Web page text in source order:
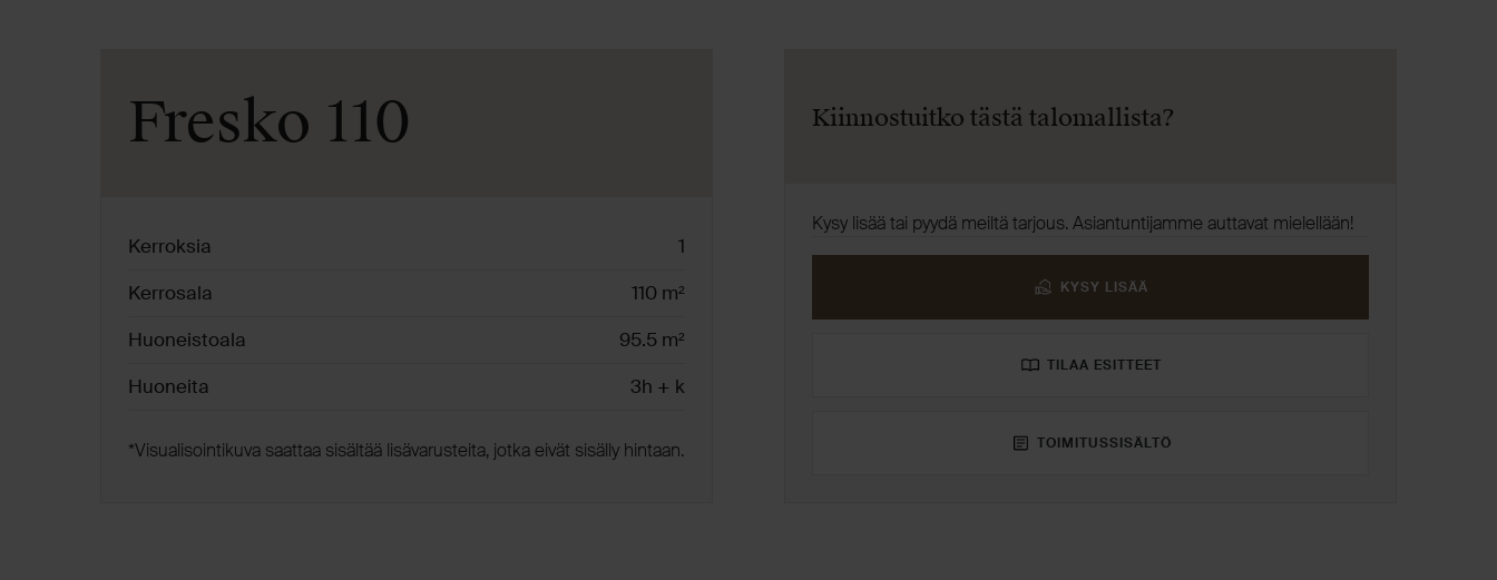
Fresko 110
Kerroksia
1
Kerrosala
110 m²
Huoneistoala
95.5 m²
Huoneita
3h + k
*Visualisointikuva saattaa sisältää lisävarusteita, jotka eivät sisälly hintaan.
Kiinnostuitko tästä talomallista?
Kysy lisää tai pyydä meiltä tarjous. Asiantuntijamme auttavat mielellään!
KYSY LISÄÄ
TILAA ESITTEET
TOIMITUSSISÄLTÖ